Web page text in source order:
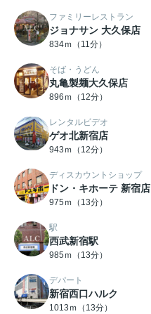
ファミリーレストラン
ジョナサン 大久保店
834ｍ（11分）
そば・うどん
丸亀製麺大久保店
896ｍ（12分）
レンタルビデオ
ゲオ北新宿店
943ｍ（12分）
ディスカウントショップ
ドン・キホーテ 新宿店
975ｍ（13分）
駅
西武新宿駅
985ｍ（13分）
デパート
新宿西口ハルク
1013ｍ（13分）